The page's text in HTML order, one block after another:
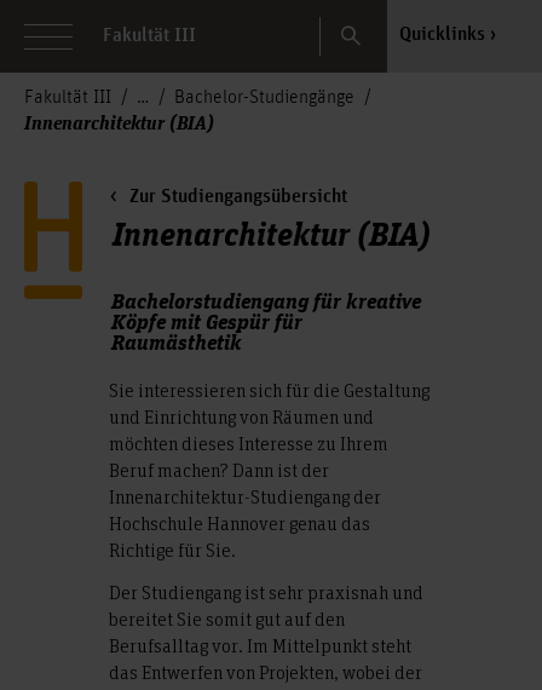
Fakultät III Search Quicklinks
Fakultät III Bachelor-Studiengänge
Innenarchitektur (BIA)
Zur Studiengangsübersicht
Innenarchitektur (BIA)
Bachelorstudiengang für kreative
Köpfe mit Gespür für
Raumästhetik
Sie interessieren sich für die Gestaltung
und Einrichtung von Räumen und
möchten dieses Interesse zu Ihrem
Beruf machen? Dann ist der
Innenarchitektur-Studiengang der
Hochschule Hannover genau das
Richtige für Sie.
Der Studiengang ist sehr praxisnah und
bereitet Sie somit gut auf den
Berufsalltag vor. Im Mittelpunkt steht
das Entwerfen von Projekten, wobei der